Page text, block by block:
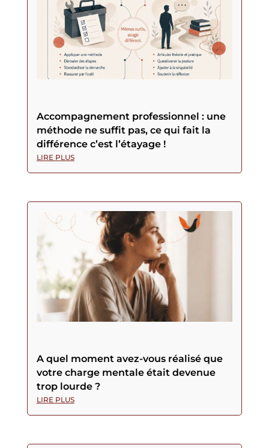
Accompagnement professionnel : une
méthode ne suffit pas, ce qui fait la
différence c’est l’étayage !
LIRE PLUS
A quel moment avez-vous réalisé que
votre charge mentale était devenue
trop lourde ?
LIRE PLUS